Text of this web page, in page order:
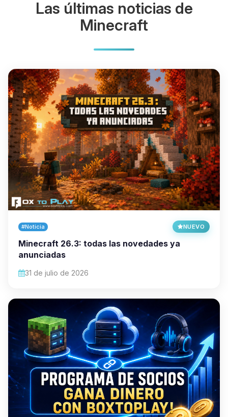
Las últimas noticias de
Minecraft
#Noticia NUEVO
Minecraft 26.3: todas las novedades ya
anunciadas
31 de julio de 2026